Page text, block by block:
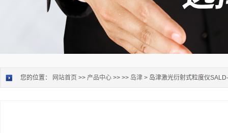
您的位置： 网站首页 >> 产品中心 >> >> 岛津 > 岛津激光衍射式粒度仪